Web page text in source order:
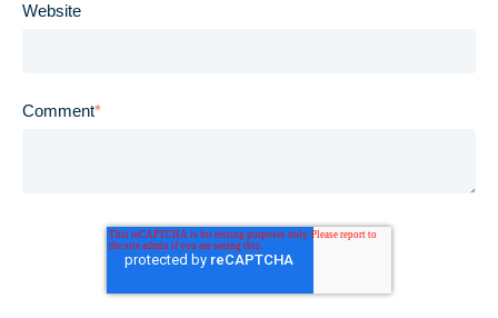
Website
Comment*